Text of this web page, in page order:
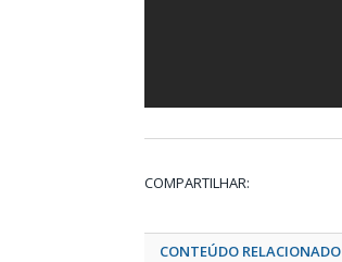
COMPARTILHAR:
CONTEÚDO RELACIONADO